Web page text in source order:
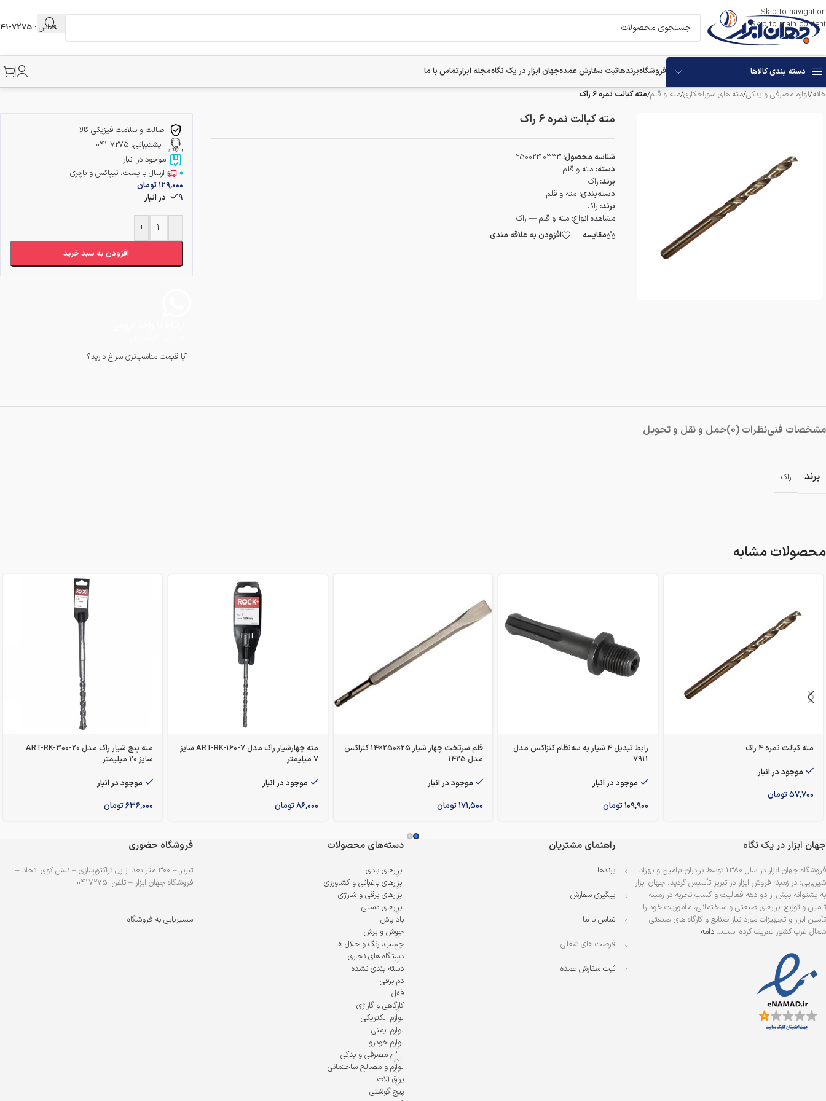
Skip to navigation
Skip to main content
تماس : 7275-041
دسته بندی کالاها
مرمر بر
دستگاه های تخریب
فروشگاهبرندهاثبت سفارش عمدهجهان ابزار در یک نگاهمجله ابزارتماس با ما
خانه/لوازم مصرفی و یدکی/مته های سوراخکاری/مته و قلم/مته کبالت نمره 6 راک
مته کبالت نمره 6 راک
شناسه محصول:25002210333
دسته: مته و قلم
برند:راک
دسته‌بندی: مته و قلم
برند: راک
مشاهده انواع:مته و قلم — راک
مقایسه
افزودن به علاقه مندی
اصالت و سلامت فیزیکی کالا
پشتیبانی: 7275-041
موجود در انبار
ارسال با پست، تیپاکس و باربری
۱۲۹,۰۰۰تومان
9 در انبار
-
+
افزودن به سبد خرید
آیا قیمت مناسب‌تری سراغ دارید؟
مشخصات فنینظرات (0) حمل و نقل و تحویل
برند راک
محصولات مشابه
مته کبالت نمره 4 راک
موجود در انبار
۵۷,۷۰۰تومان
رابط تبدیل 4 شیار به سه‌نظام کنزاکس مدل
7911
موجود در انبار
۱۰۹,۹۰۰تومان
قلم سرتخت چهار شیار 25×250×14 کنزاکس
مدل 1425
موجود در انبار
۱۷۱,۵۰۰تومان
مته چهارشیار راک مدل ART-RK-160-7 سایز
7 میلیمتر
موجود در انبار
۸۶,۰۰۰تومان
مته پنج شیار راک مدل ART-RK-300-20
سایز 20 میلیمتر
موجود در انبار
۶۳۶,۰۰۰تومان
جهان ابزار در یک نگاه
فروشگاه جهان ابزار در سال 1380 توسط برادران «رامین و بهزاد
شیرپایی» در زمینه فروش ابزار در تبریز تأسیس گردید. جهان ابزار
به پشتوانه بیش از دو دهه فعالیت و کسب تجربه در زمینه
تأمین و توزیع ابزارهای صنعتی و ساختمانی، مأموریت خود را
تأمین ابزار و تجهیزات مورد نیاز صنایع و کارگاه های صنعتی
شمال غرب کشور تعریف کرده است…ادامه
راهنمای مشتریان
برندها
پیگیری سفارش
تماس با ما
فرصت های شغلی
ثبت سفارش عمده
دسته‌های محصولات
ابزارهای بادی
ابزارهای باغبانی و کشاورزی
ابزارهای برقی و شارژی
ابزارهای دستی
باد پاش
جوش و برش
چسب، رنگ و حلال ها
دستگاه های نجاری
دسته بندی نشده
دم برقی
قفل
کارگاهی و گاراژی
لوازم الکتریکی
لوازم ایمنی
لوازم خودرو
لوازم مصرفی و یدکی
لوازم و مصالح ساختمانی
یراق آلات
پیچ گوشتی
فروشگاه حضوری
تبریز – ۳۰۰ متر بعد از پل تراکتورسازی – نبش کوی اتحاد –
فروشگاه جهان ابزار – تلفن: 0417275
مسیریابی به فروشگاه